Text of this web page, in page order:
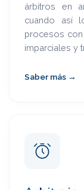
árbitros en
cuando así
procesos con
imparciales y
Saber más →